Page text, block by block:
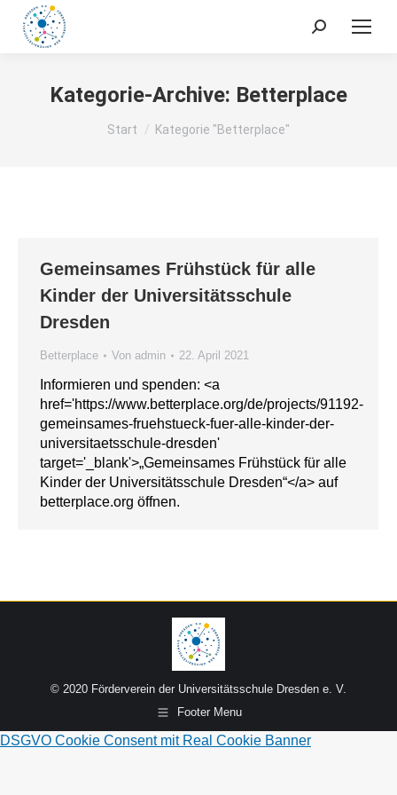
Search:
Kategorie-Archive: Betterplace
Start Kategorie "Betterplace"
Gemeinsames Frühstück für alle
Kinder der Universitätsschule
Dresden
Betterplace Von admin 22. April 2021
Informieren und spenden: <a
href='https://www.betterplace.org/de/projects/91192-
gemeinsames-fruehstueck-fuer-alle-kinder-der-
universitaetsschule-dresden'
target='_blank'>„Gemeinsames Frühstück für alle
Kinder der Universitätsschule Dresden“</a> auf
betterplace.org öffnen.
© 2020 Förderverein der Universitätsschule Dresden e. V.
Footer Menu
DSGVO Cookie Consent mit Real Cookie Banner